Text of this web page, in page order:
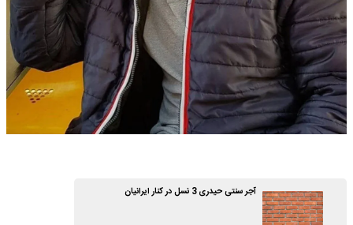
آجر سنتی حیدری 3 نسل در کنار ایرانیان